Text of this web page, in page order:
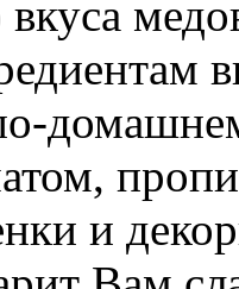
и